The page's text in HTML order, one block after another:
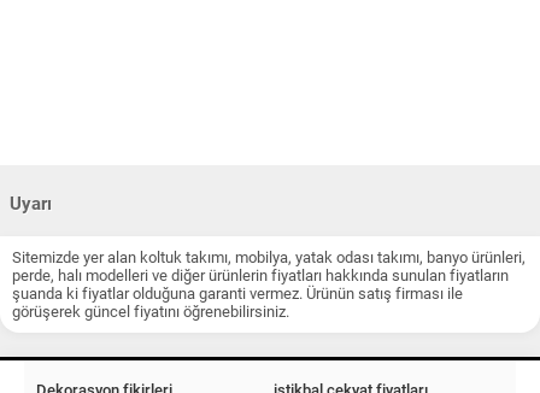
Uyarı
Sitemizde yer alan koltuk takımı, mobilya, yatak odası takımı, banyo ürünleri,
perde, halı modelleri ve diğer ürünlerin fiyatları hakkında sunulan fiyatların
şuanda ki fiyatlar olduğuna garanti vermez. Ürünün satış firması ile
görüşerek güncel fiyatını öğrenebilirsiniz.